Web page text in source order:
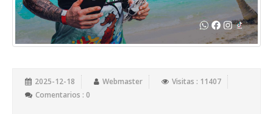
2025-12-18 Webmaster
Visitas : 11407
Comentarios : 0